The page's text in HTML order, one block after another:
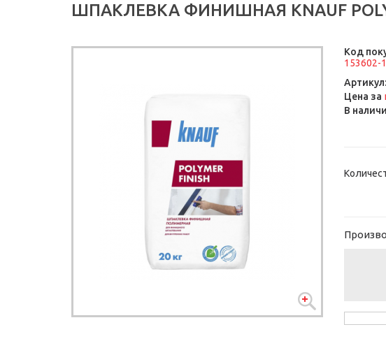
ШПАКЛЕВКА ФИНИШНАЯ KNAUF
Код
153602-
Артикул:
Цена за
В